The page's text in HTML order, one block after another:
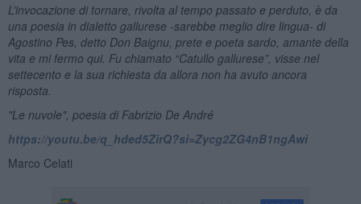
L’invocazione di tornare, rivolta al tempo passato e perduto, è da
una poesia in dialetto gallurese -sarebbe meglio dire lingua- di
Agostino Pes, detto Don Baignu, prete e poeta sardo, amante della
vita e mi fermo qui. Fu chiamato “Catullo gallurese”, visse nel
settecento e la sua richiesta da allora non ha avuto ancora
risposta.
"Le nuvole", poesia di Fabrizio De André
https://youtu.be/q_hded5ZirQ?si=Zycg2ZG4nB1ngAwi
Marco Celati